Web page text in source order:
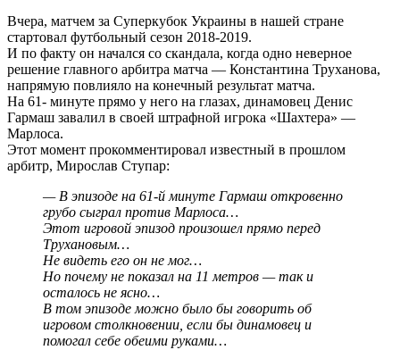
Вчера, матчем за Суперкубок Украины в нашей стране
стартовал футбольный сезон 2018-2019.
И по факту он начался со скандала, когда одно неверное
решение главного арбитра матча — Константина Труханова,
напрямую повлияло на конечный результат матча.
На 61- минуте прямо у него на глазах, динамовец Денис
Гармаш завалил в своей штрафной игрока «Шахтера» —
Марлоса.
Этот момент прокомментировал известный в прошлом
арбитр, Мирослав Ступар:
— В эпизоде на 61-й минуте Гармаш откровенно
грубо сыграл против Марлоса…
Этот игровой эпизод произошел прямо перед
Трухановым…
Не видеть его он не мог…
Но почему не показал на 11 метров — так и
осталось не ясно…
В том эпизоде можно было бы говорить об
игровом столкновении, если бы динамовец и
помогал себе обеими руками…